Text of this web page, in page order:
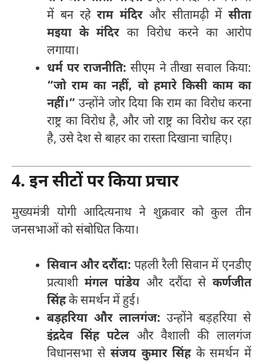
में बन रहेराम मंदिर और सीतामढ़ी में सीता
मइया के मंदिर का विरोध करने का आरोप
लगाया।
धर्म पर राजनीति: सीएम ने तीखा सवाल किया:
“जो राम का नहीं, वो हमारे किसी काम का
नहीं।” उन्होंने जोर दिया कि राम का विरोध करना
राष्ट्र का विरोध है, और जो राष्ट्र का विरोध कर रहा
है, उसे देश से बाहर का रास्ता दिखाना चाहिए।
4. इन सीटों पर किया प्रचार
मुख्यमंत्री योगी आदित्यनाथ ने शुक्रवार को कुल तीन
जनसभाओं को संबोधित किया।
सिवान और दरौंदा: पहली रैली सिवान में एनडीए
प्रत्याशी मंगल पांडेय और दरौंदा से कर्णजीत
सिंहके समर्थन में हुई।
बड़हरिया और लालगंज: उन्होंने बड़हरिया से
इंद्रदेव सिंह पटेल और वैशाली की लालगंज
विधानसभा सेसंजय कुमार सिंहके समर्थन में